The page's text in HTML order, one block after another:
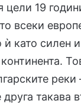
цели 19
всеки
ѝ като силен
такава